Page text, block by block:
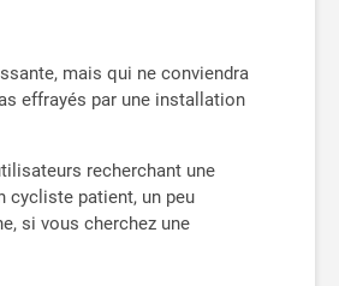
mais qui ne conviendra
effrayés par une installation
recherchant une
cycliste patient, un peu
si vous cherchez une